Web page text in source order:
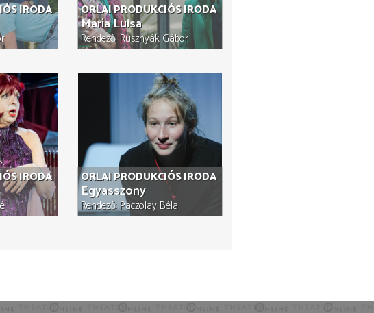
IRODA ORLAI PRODUKCIÓS IRODA
María Luisa
Rendező Rusznyák Gábor
IRODA ORLAI PRODUKCIÓS IRODA
Egyasszony
Rendező Paczolay Béla